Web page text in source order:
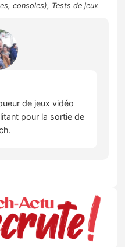
consoles), Tests de jeux
de jeux vidéo
pour la sortie de